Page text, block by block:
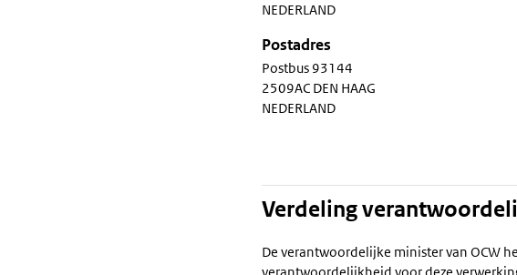
NEDERLAND
Postadres
Postbus 93144
2509AC DEN HAAG
NEDERLAND
Verdeling
De verantwoordelijke minister van OCW